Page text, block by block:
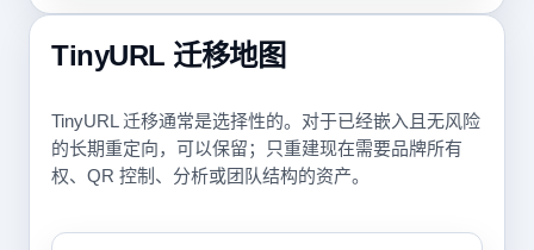
TinyURL 迁移地图
TinyURL 迁移通常是选择性的。对于已经嵌入且无风险
的长期重定向，可以保留；只重建现在需要品牌所有
权、QR 控制、分析或团队结构的资产。